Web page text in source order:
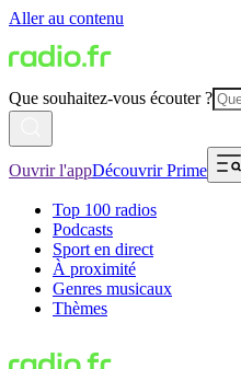
Aller au contenu
Que souhaitez-vous écouter ?
Ouvrir l'appDécouvrir Prime
Top 100 radios
Podcasts
Sport en direct
À proximité
Genres musicaux
Thèmes